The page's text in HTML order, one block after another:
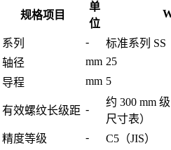
规格项目
单
位
系列 -
标准系列 SS
轴径
mm 25
导程
mm 5
有效螺纹长级距 -
约 300 mm
尺寸表）
精度等级
-
C5（JIS）